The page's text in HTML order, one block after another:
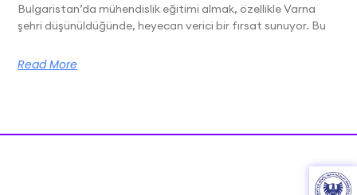
Bulgaristan’da mühendislik eğitimi almak, özellikle Varna
şehri düşünüldüğünde, heyecan verici bir fırsat sunuyor. Bu
Read More